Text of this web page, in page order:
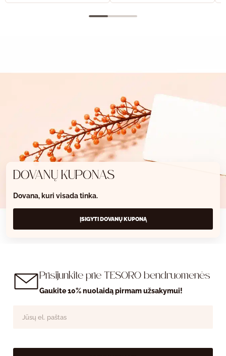
DOVANŲ KUPONAS
Dovana, kuri visada tinka.
ĮSIGYTI DOVANŲ KUPONĄ
Prisijunkite prie TESORO bendruomenės
Gaukite 10% nuolaidą pirmam užsakymui!